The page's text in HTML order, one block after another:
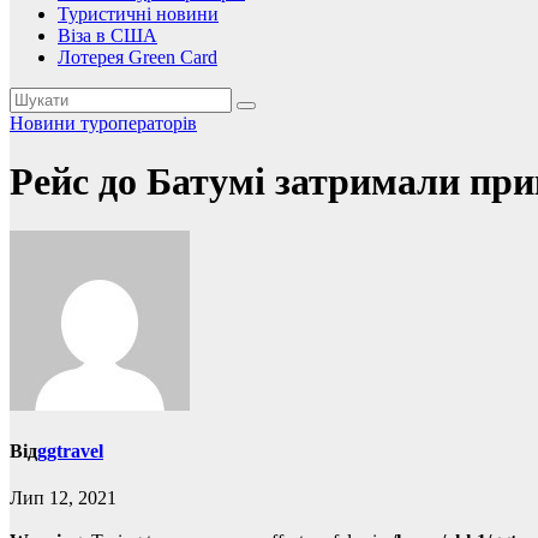
Туристичні новини
Віза в США
Лотерея Green Card
Новини туроператорів
Рейс до Батумі затримали
Відggtravel
Лип 12, 2021